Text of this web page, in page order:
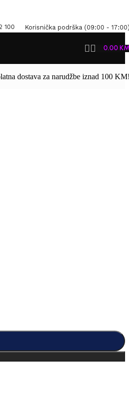
100 Korisnička podrška (09:00 -
0.00
dostava za narudžbe iznad 100